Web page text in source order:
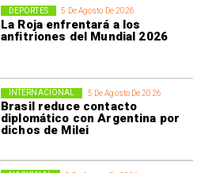
5 De Agosto De 2026
La Roja enfrentará a los
anfitriones del Mundial 2026
DEPORTES
5 De Agosto De 2026
Brasil reduce contacto
diplomático con Argentina por
dichos de Milei
INTERNACIONAL